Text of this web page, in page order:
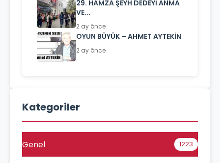
29. HAMZA ŞEYH DEDEYİ ANMA
VE...
2 ay önce
OYUN BÜYÜK – AHMET AYTEKİN
2 ay önce
Kategoriler
Genel 1223